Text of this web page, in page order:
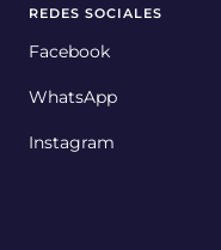
REDES SOCIALES
Facebook
WhatsApp
Instagram